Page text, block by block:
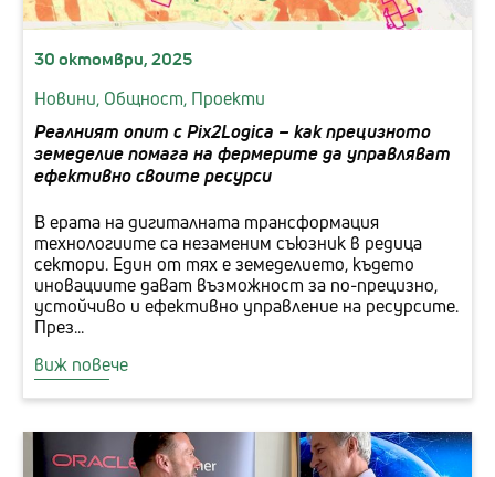
30 октомври, 2025
Новини, Общност, Проекти
Реалният опит с Pix2Logica – как прецизното
земеделие помага на фермерите да управляват
ефективно своите ресурси
В ерата на дигиталната трансформация
технологиите са незаменим съюзник в редица
сектори. Един от тях е земеделието, където
иновациите дават възможност за по-прецизно,
устойчиво и ефективно управление на ресурсите.
През...
виж повече